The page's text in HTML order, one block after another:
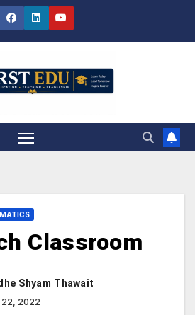
Classroom
Shyam Thawait
22, 2022